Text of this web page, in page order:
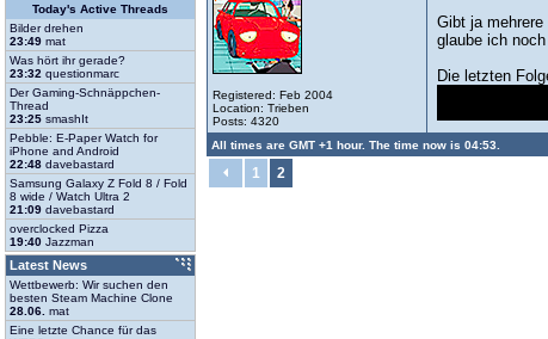
Registered: Feb 2004
Location: Trieben
Posts: 4320
Gibt ja
glaube ich
Die letzten
All times are GMT +1 hour. The time now is 04:53.
1 2
Today's Active Threads
Bilder drehen
23:49 mat
Was hört ihr gerade?
23:32 questionmarc
Der Gaming-Schnäppchen-
Thread
23:25 smashIt
Pebble: E-Paper Watch for
iPhone and Android
22:48 davebastard
Samsung Galaxy Z Fold 8 / Fold
8 wide / Watch Ultra 2
21:09 davebastard
overclocked Pizza
19:40 Jazzman
Latest News
Wettbewerb: Wir suchen den
besten Steam Machine Clone
28.06. mat
Eine letzte Chance für das